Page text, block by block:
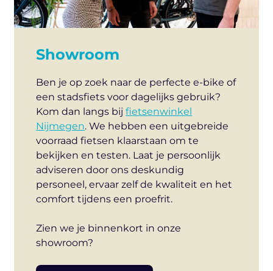
Showroom
Ben je op zoek naar de perfecte e-bike of
een stadsfiets voor dagelijks gebruik?
Kom dan langs bijfietsenwinkel
Nijmegen. We hebben een uitgebreide
voorraad fietsen klaarstaan om te
bekijken en testen. Laat je persoonlijk
adviseren door ons deskundig
personeel, ervaar zelf de kwaliteit en het
comfort tijdens een proefrit.
Zien we je binnenkort in onze
showroom?